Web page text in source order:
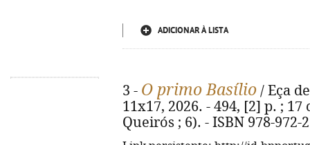
ADICIONAR À LISTA
3 - O primo Basílio / Eça
11x17, 2026. - 494, [2] p. ;
Queirós ; 6). - ISBN 978-972-